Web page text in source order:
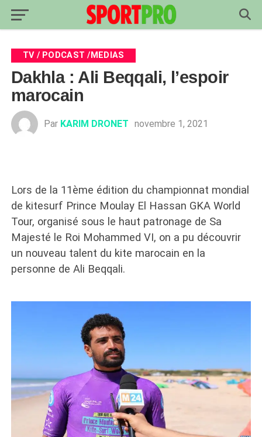
TV / PODCAST /MEDIAS
Dakhla : Ali Beqqali, l’espoir
marocain
Par KARIM DRONET novembre 1, 2021
Lors de la 11ème édition du championnat mondial
de kitesurf Prince Moulay El Hassan GKA World
Tour, organisé sous le haut patronage de Sa
Majesté le Roi Mohammed VI, on a pu découvrir
un nouveau talent du kite marocain en la
personne de Ali Beqqali.